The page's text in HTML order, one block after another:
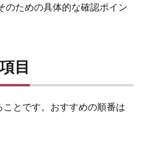
のための具体的な確認ポイン
目
とです。おすすめの順番は